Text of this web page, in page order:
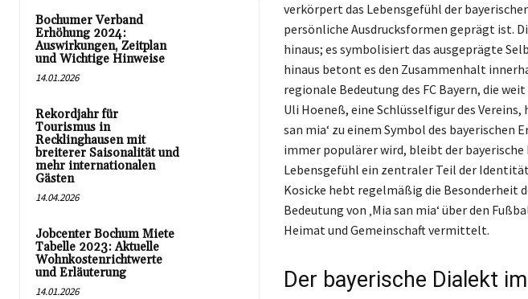
Bochumer Verband
Erhöhung 2024:
Auswirkungen, Zeitplan
und Wichtige Hinweise
14.01.2026
Rekordjahr für
Tourismus in
Recklinghausen mit
breiterer Saisonalität und
mehr internationalen
Gästen
14.04.2026
Jobcenter Bochum Miete
Tabelle 2023: Aktuelle
Wohnkostenrichtwerte
und Erläuterung
14.01.2026
verkörpert das Lebensgefühl der
persönliche Ausdrucksformen geprägt ist.
hinaus; es symbolisiert das ausgeprägte
hinaus betont es den Zusammenhalt
regionale Bedeutung des FC Bayern, die
Uli Hoeneß, eine Schlüsselfigur des
san mia‘ zu einem Symbol des bayerischen
immer populärer wird, bleibt der bayerische
Lebensgefühl ein zentraler Teil der
Kosicke hebt regelmäßig die Besonderheit
Bedeutung von ‚Mia san mia‘ über den
Heimat und Gemeinschaft vermittelt.
Der bayerische Dialekt